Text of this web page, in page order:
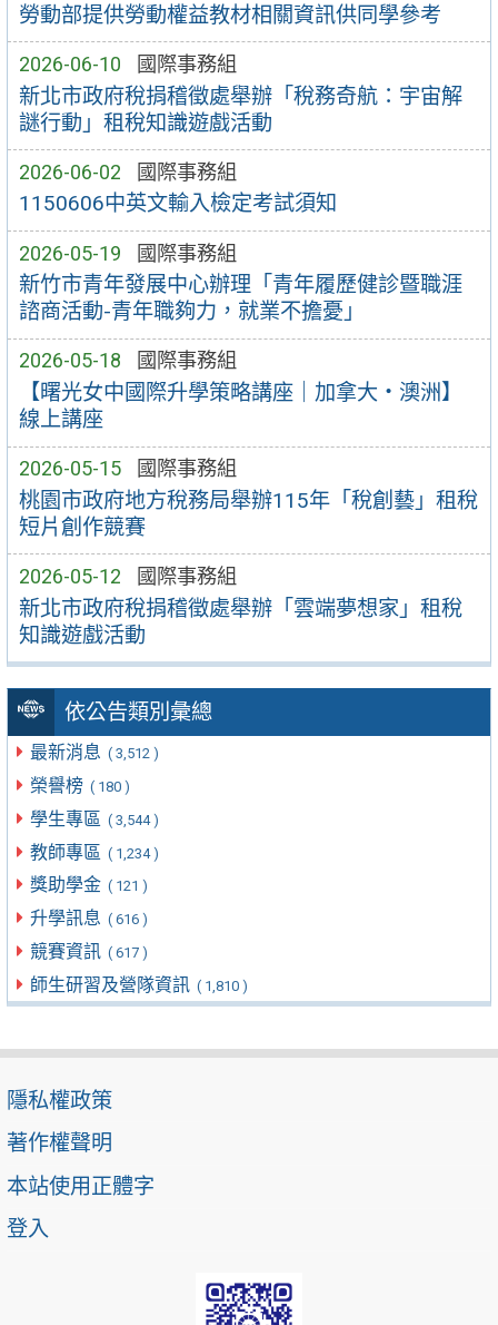
勞動部提供勞動權益教材相關資訊供同學參考
2026-06-10 國際事務組
新北市政府稅捐稽徵處舉辦「稅務奇航：宇宙解
謎行動」租稅知識遊戲活動
2026-06-02 國際事務組
1150606中英文輸入檢定考試須知
2026-05-19 國際事務組
新竹市青年發展中心辦理「青年履歷健診暨職涯
諮商活動-青年職夠力，就業不擔憂」
2026-05-18 國際事務組
【曙光女中國際升學策略講座｜加拿大・澳洲】
線上講座
2026-05-15 國際事務組
桃園市政府地方稅務局舉辦115年「稅創藝」租稅
短片創作競賽
2026-05-12 國際事務組
新北市政府稅捐稽徵處舉辦「雲端夢想家」租稅
知識遊戲活動
依公告類別彙總
最新消息 ( 3,512 )
榮譽榜 ( 180 )
學生專區 ( 3,544 )
教師專區 ( 1,234 )
獎助學金 ( 121 )
升學訊息 ( 616 )
競賽資訊 ( 617 )
師生研習及營隊資訊 ( 1,810 )
隱私權政策
著作權聲明
本站使用正體字
登入